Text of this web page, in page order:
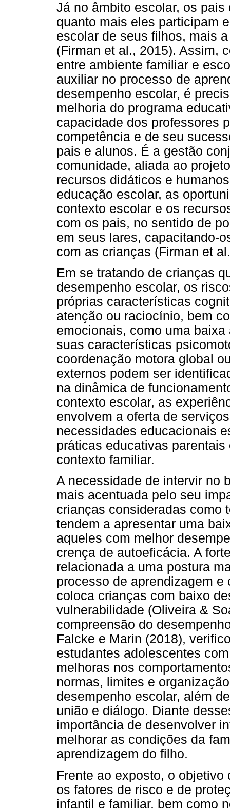
Já no âmbito escolar, os
quanto mais eles participam
escolar de seus filhos, mais
(Firman et al., 2015). Assim,
entre ambiente familiar e
auxiliar no processo de
desempenho escolar, é
melhoria do programa
capacidade dos professores
competência e de seu
pais e alunos. É a gestão
comunidade, aliada ao
recursos didáticos e
educação escolar, as
contexto escolar e os
com os pais, no sentido de
em seus lares, capacitando-
com as crianças (Firman et
Em se tratando de crianças
desempenho escolar, os
próprias características
atenção ou raciocínio, bem
emocionais, como uma
suas características
coordenação motora global
externos podem ser
na dinâmica de
contexto escolar, as
envolvem a oferta de
necessidades educacionais
práticas educativas
contexto familiar.
A necessidade de intervir no
mais acentuada pelo seu
crianças consideradas como
tendem a apresentar uma
aqueles com melhor
crença de autoeficácia. A
relacionada a uma postura
processo de aprendizagem
coloca crianças com baixo
vulnerabilidade (Oliveira &
compreensão do
Falcke e Marin (2018),
estudantes adolescentes
melhoras nos
normas, limites e
desempenho escolar, além
união e diálogo. Diante
importância de desenvolver
melhorar as condições da
aprendizagem do filho.
Frente ao exposto, o
os fatores de risco e de
infantil e familiar, bem como